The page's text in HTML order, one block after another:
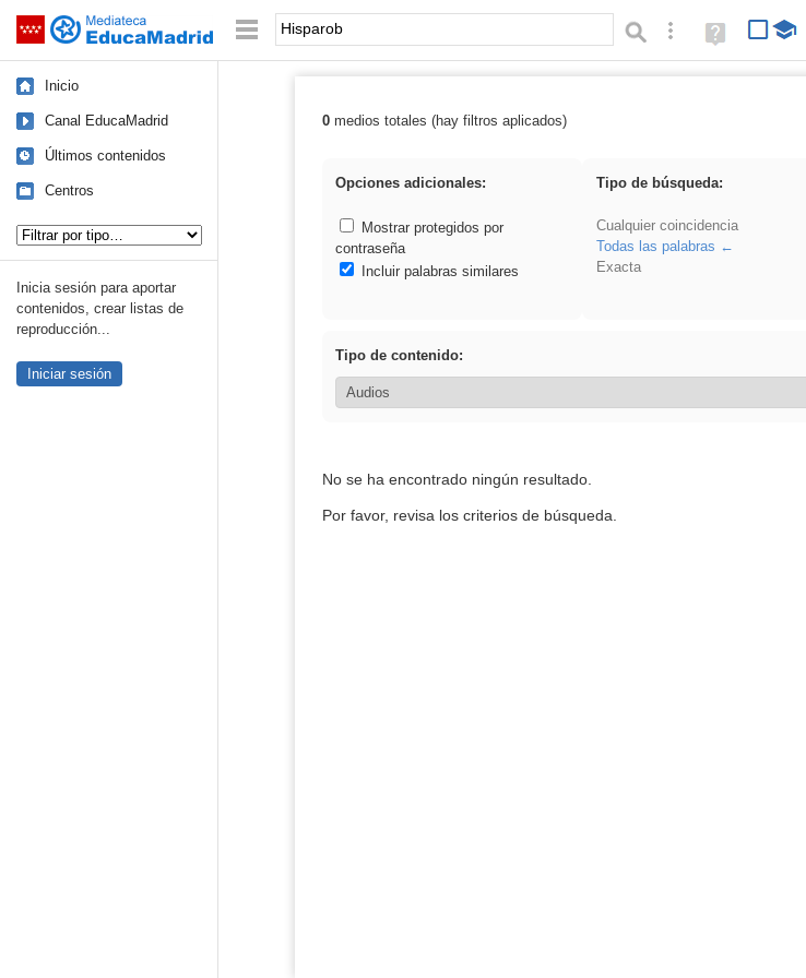
Saltar navegación Palabra o frase: Búsqueda avanzada
Ayuda
(en
Inicio
Canal EducaMadrid
Últimos contenidos
Centros
Inicia sesión para aportar
contenidos, crear listas de
reproducción...
Iniciar sesión
Resultados de: Hisparob
0medios totales (hay filtros aplicados)
Opciones adicionales:
Mostrar protegidos por
contraseña
Incluir palabras similares
Tipo de búsqueda:
Cualquier coincidencia
Todas las palabras
Exacta
Tipo de contenido:
No se ha encontrado ningún resultado.
Por favor, revisa los criterios de búsqueda.